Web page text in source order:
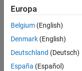
Report e metriche
Polyspace Platform
Filter and Sort
Narrow down list of
Classification of
To prioritize your
can use theImpact
Europa
Belgium (English)
Denmark (English)
Deutschland (Deutsch)
España (Español)